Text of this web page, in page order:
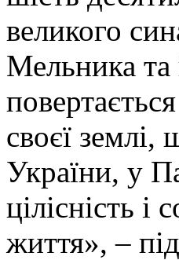
великого
Мельника та
своєї землі,
України, у
цілісність і
життя», –